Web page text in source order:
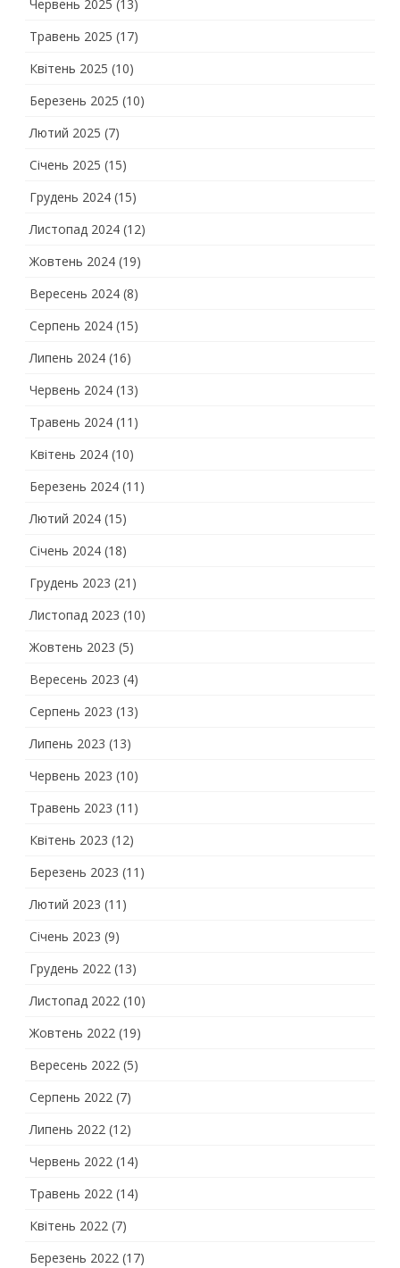
Червень 2025 (13)
Травень 2025 (17)
Квітень 2025 (10)
Березень 2025 (10)
Лютий 2025 (7)
Січень 2025 (15)
Грудень 2024 (15)
Листопад 2024 (12)
Жовтень 2024 (19)
Вересень 2024 (8)
Серпень 2024 (15)
Липень 2024 (16)
Червень 2024 (13)
Травень 2024 (11)
Квітень 2024 (10)
Березень 2024 (11)
Лютий 2024 (15)
Січень 2024 (18)
Грудень 2023 (21)
Листопад 2023 (10)
Жовтень 2023 (5)
Вересень 2023 (4)
Серпень 2023 (13)
Липень 2023 (13)
Червень 2023 (10)
Травень 2023 (11)
Квітень 2023 (12)
Березень 2023 (11)
Лютий 2023 (11)
Січень 2023 (9)
Грудень 2022 (13)
Листопад 2022 (10)
Жовтень 2022 (19)
Вересень 2022 (5)
Серпень 2022 (7)
Липень 2022 (12)
Червень 2022 (14)
Травень 2022 (14)
Квітень 2022 (7)
Березень 2022 (17)